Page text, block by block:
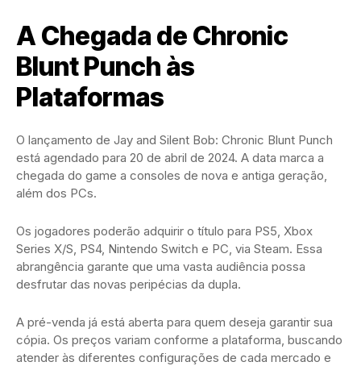
A Chegada de Chronic
Blunt Punch às
Plataformas
O lançamento de Jay and Silent Bob: Chronic Blunt Punch
está agendado para 20 de abril de 2024. A data marca a
chegada do game a consoles de nova e antiga geração,
além dos PCs.
Os jogadores poderão adquirir o título para PS5, Xbox
Series X/S, PS4, Nintendo Switch e PC, via Steam. Essa
abrangência garante que uma vasta audiência possa
desfrutar das novas peripécias da dupla.
A pré-venda já está aberta para quem deseja garantir sua
cópia. Os preços variam conforme a plataforma, buscando
atender às diferentes configurações de cada mercado e